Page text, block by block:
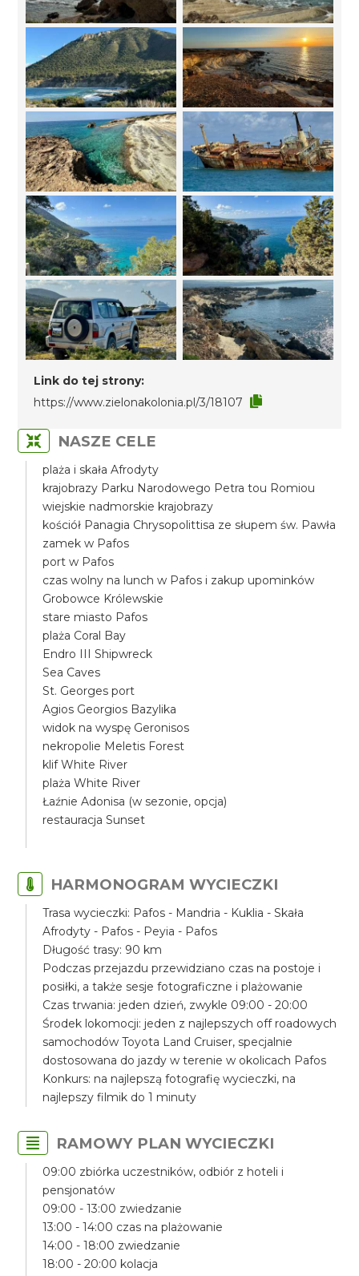
Link do tej strony:
https://www.zielonakolonia.pl/3/18107
NASZE CELE
plaża i skała Afrodyty
krajobrazy Parku Narodowego Petra tou Romiou
wiejskie nadmorskie krajobrazy
kościół Panagia Chrysopolittisa ze słupem św. Pawła
zamek w Pafos
port w Pafos
czas wolny na lunch w Pafos i zakup upominków
Grobowce Królewskie
stare miasto Pafos
plaża Coral Bay
Endro III Shipwreck
Sea Caves
St. Georges port
Agios Georgios Bazylika
widok na wyspę Geronisos
nekropolie Meletis Forest
klif White River
plaża White River
Łaźnie Adonisa (w sezonie, opcja)
restauracja Sunset
HARMONOGRAM WYCIECZKI
Trasa wycieczki: Pafos - Mandria - Kuklia - Skała
Afrodyty - Pafos - Peyia - Pafos
Długość trasy: 90 km
Podczas przejazdu przewidziano czas na postoje i
posiłki, a także sesje fotograficzne i plażowanie
Czas trwania: jeden dzień, zwykle 09:00 - 20:00
Środek lokomocji: jeden z najlepszych off roadowych
samochodów Toyota Land Cruiser, specjalnie
dostosowana do jazdy w terenie w okolicach Pafos
Konkurs: na najlepszą fotografię wycieczki, na
najlepszy filmik do 1 minuty
RAMOWY PLAN WYCIECZKI
09:00 zbiórka uczestników, odbiór z hoteli i
pensjonatów
09:00 - 13:00 zwiedzanie
13:00 - 14:00 czas na plażowanie
14:00 - 18:00 zwiedzanie
18:00 - 20:00 kolacja